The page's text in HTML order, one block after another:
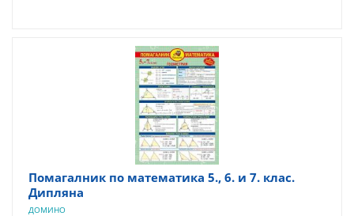
Помагалник по математика 5., 6. и 7. клас.
Дипляна
ДОМИНО